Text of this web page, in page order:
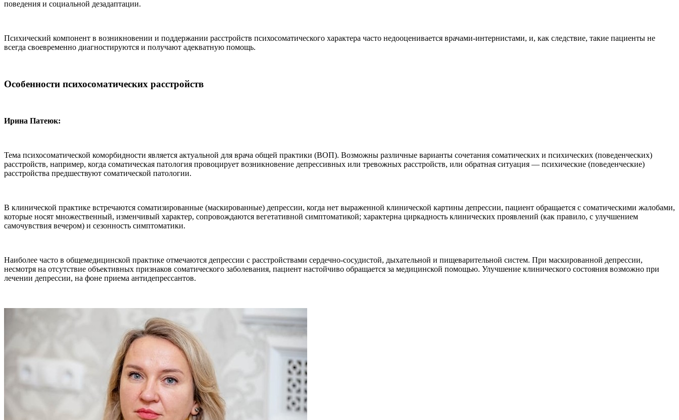
поведения и социальной дезадаптации.
Психический компонент в возникновении и поддержании расстройств психосоматического характера часто недооценивается врачами-интернистами, и, как следствие, такие пациенты не
всегда своевременно диагностируются и получают адекватную помощь.
Особенности психосоматических расстройств
Ирина Патеюк:
Тема психосоматической коморбидности является актуальной для врача общей практики (ВОП). Возможны различные варианты сочетания соматических и психических (поведенческих)
расстройств, например, когда соматическая патология провоцирует возникновение депрессивных или тревожных расстройств, или обратная ситуация — психические (поведенческие)
расстройства предшествуют соматической патологии.
В клинической практике встречаются соматизированные (маскированные) депрессии, когда нет выраженной клинической картины депрессии, пациент обращается с соматическими жалобами,
которые носят множественный, изменчивый характер, сопровождаются вегетативной симптоматикой; характерна циркадность клинических проявлений (как правило, с улучшением
самочувствия вечером) и сезонность симптоматики.
Наиболее часто в общемедицинской практике отмечаются депрессии с расстройствами сердечно-сосудистой, дыхательной и пищеварительной систем. При маскированной депрессии,
несмотря на отсутствие объективных признаков соматического заболевания, пациент настойчиво обращается за медицинской помощью. Улучшение клинического состояния возможно при
лечении депрессии, на фоне приема антидепрессантов.